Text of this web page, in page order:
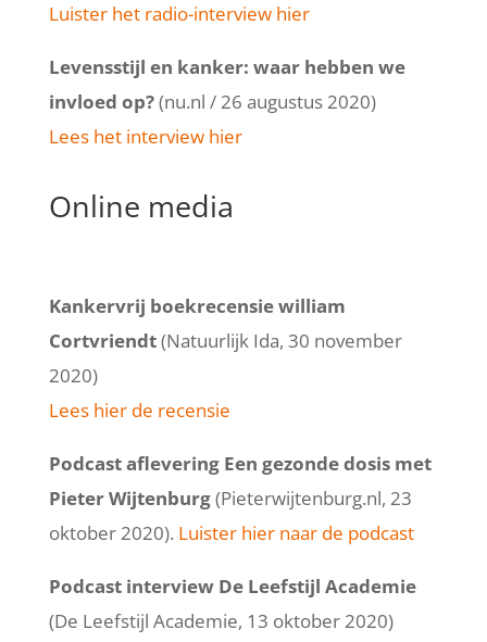
Luister het radio-interview hier
Levensstijl en kanker: waar hebben we
invloed op?(nu.nl / 26 augustus 2020)
Lees het interview hier
Online media
Kankervrij boekrecensie william
Cortvriendt(Natuurlijk Ida, 30 november
2020)
Lees hier de recensie
Podcast aflevering Een gezonde dosis met
Pieter Wijtenburg(Pieterwijtenburg.nl, 23
oktober 2020). Luister hier naar de podcast
Podcast interview De Leefstijl Academie
(De Leefstijl Academie, 13 oktober 2020)